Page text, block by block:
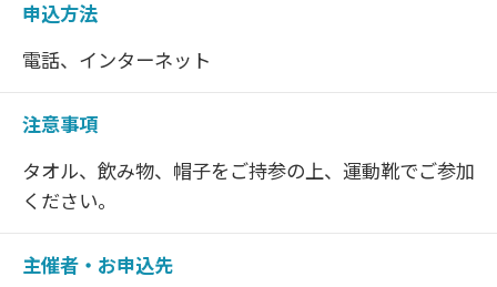
申込方法
電話、インターネット
注意事項
タオル、飲み物、帽子をご持参の上、運動靴でご参加
ください。
主催者・お申込先